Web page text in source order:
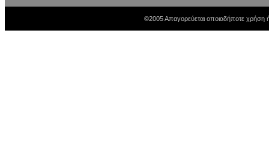
©2005 Απαγορεύεται οποιαδήποτε χρήση